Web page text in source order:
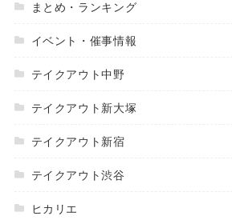
まとめ・ランキング
イベント・催事情報
テイクアウト中野
テイクアウト新大塚
テイクアウト新宿
テイクアウト渋谷
ヒカリエ